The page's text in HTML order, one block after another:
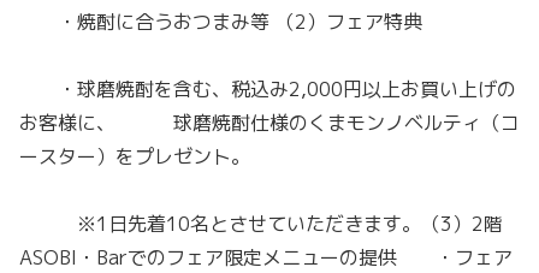
・焼酎に合うおつまみ等 （2）フェア特典
・球磨焼酎を含む、税込み2,000円以上お買い上げの
お客様に、 球磨焼酎仕様のくまモンノベルティ（コ
ースター）をプレゼント。
※1日先着10名とさせていただきます。（3）2階
ASOBI・Barでのフェア限定メニューの提供 ・フェア